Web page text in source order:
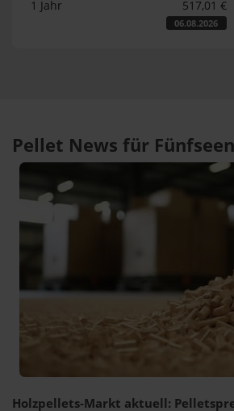
1 Jahr 517,01 €
06.08.2026
Pellet News für Fünfseen
Holzpellets-Markt aktuell: